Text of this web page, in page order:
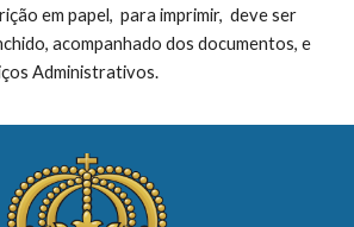
em papel, para imprimir, deve ser
acompanhado dos documentos, e
Administrativos.